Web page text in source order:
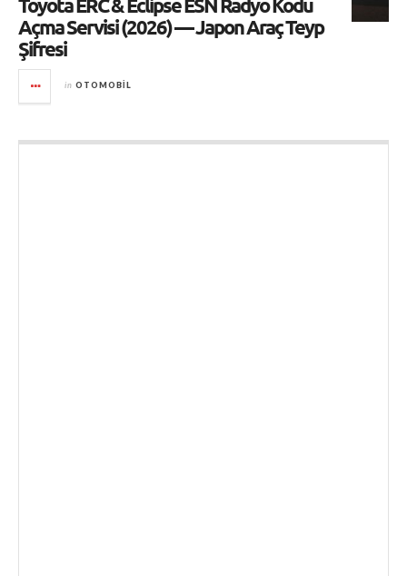
Toyota ERC & Eclipse ESN Radyo Kodu
Açma Servisi (2026) — Japon Araç Teyp
Şifresi
in OTOMOBIL